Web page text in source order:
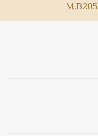
M.B205